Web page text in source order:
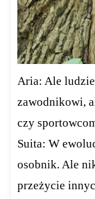
Aria: Ale
zawodnikowi,
czy
Suita: W
osobnik. Ale
przeżycie